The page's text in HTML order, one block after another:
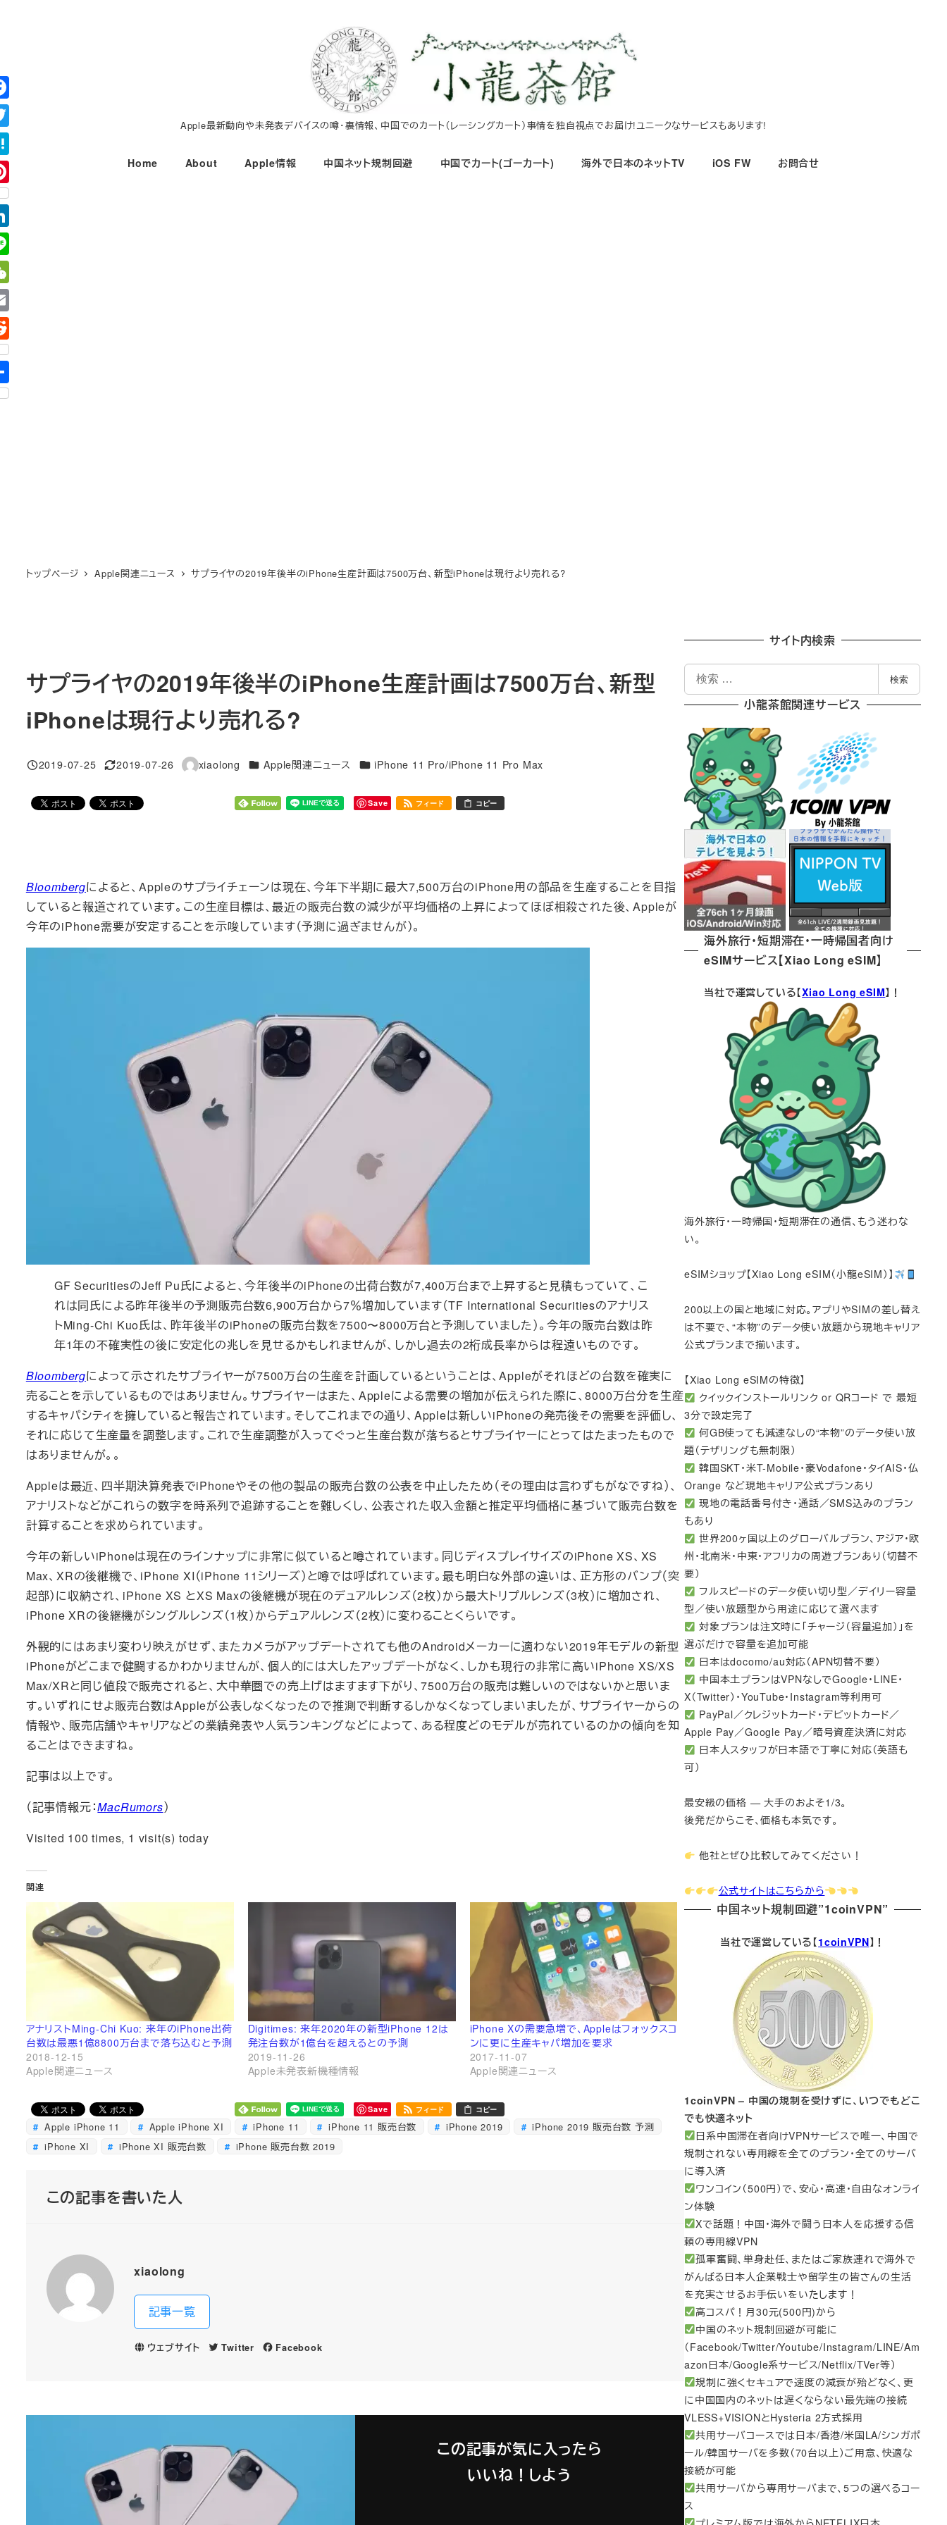
コ
ン
テ
ン
ツ
へ
移
動
Apple最新動向や未発表デバイスの噂・裏情報、中国でのカート（レーシングカート）事情を独自視点でお届け!ユニークなサービスもあります!
Home About Apple情報 中国ネット規制回避 中国でカート(ゴーカート) 海外で日本のネットTV iOS FW お問合せ
トップページ Apple関連ニュース サプライヤの2019年後半のiPhone生産計画は7500万台、新型iPhoneは現行より売れる?
サプライヤの2019年後半のiPhone生産計画は7500万台、新型
iPhoneは現行より売れる?
投稿日
2019-07-25
更新日
2019-07-26
著
xiaolong カテゴリー
Apple関連ニュース カテゴリー
iPhone 11 Pro/iPhone 11 Pro Max
Save フィード コピー
Bloombergによると、Appleのサプライチェーンは現在、今年下半期に最大7,500万台のiPhone用の部品を生産することを目指
していると報道されています。この生産目標は、最近の販売台数の減少が平均価格の上昇によってほぼ相殺された後、Appleが
今年のiPhone需要が安定することを示唆しています（予測に過ぎませんが）。
GF SecuritiesのJeff Pu氏によると、今年後半のiPhoneの出荷台数が7,400万台まで上昇すると見積もっていて、こ
れは同氏による昨年後半の予測販売台数6,900万台から7％増加しています（TF International Securitiesのアナリス
トMing-Chi Kuo氏は、昨年後半のiPhoneの販売台数を7500〜8000万台と予測していました）。今年の販売台数は昨
年1年の不確実性の後に安定化の兆しを見せるかもしれませんが、しかし過去の2桁成長率からは程遠いものです。
Bloombergによって示されたサプライヤーが7500万台の生産を計画しているということは、Appleがそれほどの台数を確実に
売ることを示しているものではありません。サプライヤーはまた、Appleによる需要の増加が伝えられた際に、8000万台分を生産
するキャパシティを擁していると報告されています。そしてこれまでの通り、Appleは新しいiPhoneの発売後その需要を評価し、
それに応じて生産量を調整します。これで生産調整が入ってぐっと生産台数が落ちるとサプライヤーにとってはたまったもので
はありませんが。。
Appleは最近、四半期決算発表でiPhoneやその他の製品の販売台数の公表を中止したため（その理由は言わずもがなですね）、
アナリストなどがこれらの数字を時系列で追跡することを難しくし、公表された収入金額と推定平均価格に基づいて販売台数を
計算することを求められています。
今年の新しいiPhoneは現在のラインナップに非常に似ていると噂されています。同じディスプレイサイズのiPhone XS、XS
Max、XRの後継機で、iPhone XI（iPhone 11シリーズ）と噂では呼ばれています。最も明白な外部の違いは、正方形のバンプ（突
起部）に収納され、iPhone XS とXS Maxの後継機が現在のデュアルレンズ（2枚）から最大トリプルレンズ（3枚）に増加され、
iPhone XRの後継機がシングルレンズ（1枚）からデュアルレンズ（2枚）に変わることくらいです。
外観的にはあまり変わり映えがせず、またカメラがアップデートされても他のAndroidメーカーに適わない2019年モデルの新型
iPhoneがどこまで健闘するかわかりませんが、個人的には大したアップデートがなく、しかも現行の非常に高いiPhone XS/XS
Max/XRと同じ値段で販売されると、大中華圏での売上げはますます下がり、7500万台の販売は難しいのではないかと思いま
す。いずれにせよ販売台数はAppleが公表しなくなったので推測で判断するしかなくなってしまいましたが、サプライヤーからの
情報や、販売店舗やキャリアなどの業績発表や人気ランキングなどによって、ある程度どのモデルが売れているのかの傾向を知
ることはできますね。
記事は以上です。
（記事情報元：MacRumors）
Visited 100 times, 1 visit(s) today
関連
アナリストMing-Chi Kuo: 来年のiPhone出荷
台数は最悪1億8800万台まで落ち込むと予測
2018-12-15
Apple関連ニュース
Digitimes: 来年2020年の新型iPhone 12は
発注台数が1億台を超えるとの予測
2019-11-26
Apple未発表新機種情報
iPhone Xの需要急増で、Appleはフォックスコ
ンに更に生産キャパ増加を要求
2017-11-07
Apple関連ニュース
Save フィード コピー
Apple iPhone 11 Apple iPhone XI iPhone 11 iPhone 11 販売台数 iPhone 2019
iPhone 2019 販売台数 予測
iPhone XI
iPhone XI 販売台数 iPhone 販売台数 2019
この記事を書いた人
xiaolong
記事一覧
ウェブサイト Twitter Facebook
この記事が気に入ったら
いいね！しよう
サイト内検索
索
検索
小龍茶館関連サービス
海外旅行・短期滞在・一時帰国者向け
eSIMサービス【Xiao Long eSIM】
当社で運営している【Xiao Long eSIM】！
海外旅行・一時帰国・短期滞在の通信、もう迷わな
い。
eSIMショップ【Xiao Long eSIM（小龍eSIM）】
200以上の国と地域に対応。アプリやSIMの差し替え
は不要で、“本物”のデータ使い放題から現地キャリア
公式プランまで揃います。
【Xiao Long eSIMの特徴】
クイックインストールリンク or QRコード で 最短
3分で設定完了
何GB使っても減速なしの“本物”のデータ使い放
題（テザリングも無制限）
韓国SKT・米T-Mobile・豪Vodafone・タイAIS・仏
Orange など現地キャリア公式プランあり
現地の電話番号付き・通話／SMS込みのプラン
もあり
世界200ヶ国以上のグローバルプラン、アジア・欧
州・北南米・中東・アフリカの周遊プランあり（切替不
要）
フルスピードのデータ使い切り型／デイリー容量
型／使い放題型から用途に応じて選べます
対象プランは注文時に「チャージ（容量追加）」を
選ぶだけで容量を追加可能
日本はdocomo/au対応（APN切替不要）
中国本土プランはVPNなしでGoogle・LINE・
X（Twitter）・YouTube・Instagram等利用可
PayPal／クレジットカード・デビットカード／
Apple Pay／Google Pay／暗号資産決済に対応
日本人スタッフが日本語で丁寧に対応（英語も
可）
最安級の価格 — 大手のおよそ1/3。
後発だからこそ、価格も本気です。
他社とぜひ比較してみてください！
公式サイトはこちらから
中国ネット規制回避”1coinVPN”
当社で運営している【1coinVPN】！
1coinVPN – 中国の規制を受けずに、いつでもどこ
でも快適ネット
日系中国滞在者向けVPNサービスで唯一、中国で
規制されない専用線を全てのプラン・全てのサーバ
に導入済
ワンコイン（500円）で、安心・高速・自由なオンライ
ン体験
Xで話題！中国・海外で闘う日本人を応援する信
頼の専用線VPN
孤軍奮闘、単身赴任、またはご家族連れで海外で
がんばる日本人企業戦士や留学生の皆さんの生活
を充実させるお手伝いをいたします！
高コスパ！月30元(500円)から
中国のネット規制回避が可能に
（Facebook/Twitter/Youtube/Instagram/LINE/Am
azon日本/Google系サービス/Netflix/TVer等）
規制に強くセキュアで速度の減衰が殆どなく、更
に中国国内のネットは遅くならない最先端の接続
VLESS+VISIONとHysteria 2方式採用
共用サーバコースでは日本/香港/米国LA/シンガポ
ール/韓国サーバを多数（70台以上）ご用意、快適な
接続が可能
共用サーバから専用サーバまで、5つの選べるコー
ス